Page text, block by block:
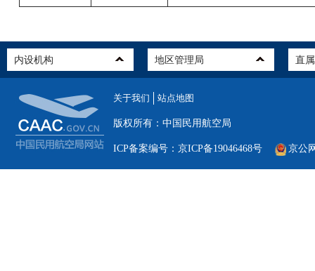
关于我们 站点地图
版权所有：中国民用航空局
ICP备案编号：京ICP备19046468号 京公